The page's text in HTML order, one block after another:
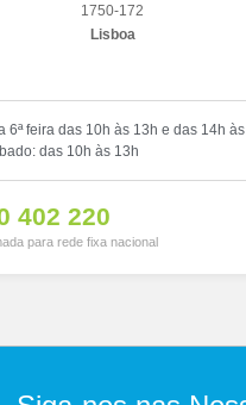
1750-172
Lisboa
6ª feira das 10h às 13h e das 14h às
das 10h às 13h
402 220
para rede fixa nacional